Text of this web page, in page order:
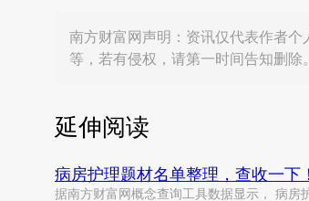
南方财富网声明：资讯仅代表作者
等，若有侵权，请第一时间告知删除
延伸阅读
病房护理题材名单整理，查收一下
据南方财富网概念查询工具数据显示， 病房